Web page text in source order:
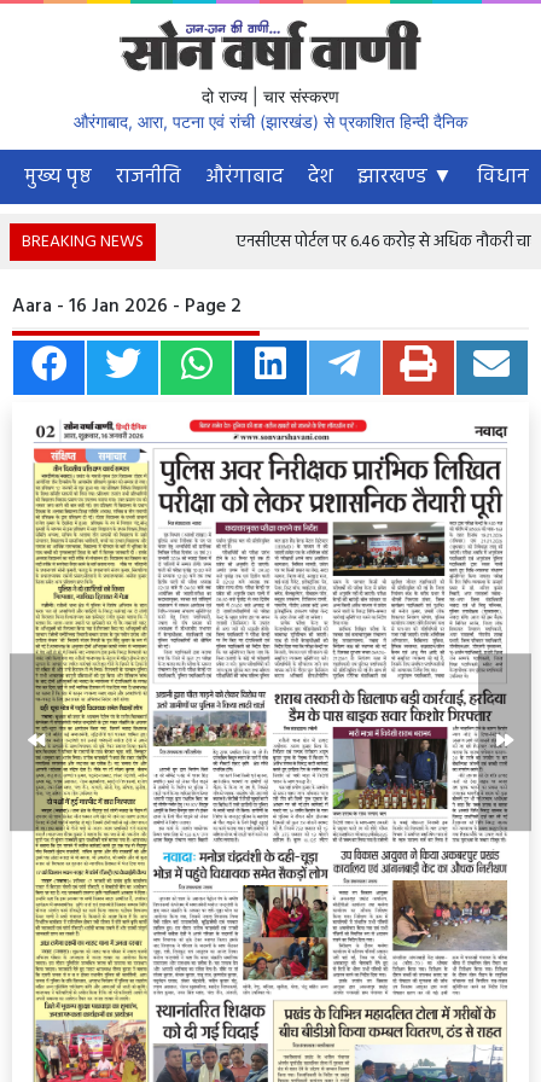
दो राज्य | चार संस्करण
औरंगाबाद, आरा, पटना एवं रांची (झारखंड) से प्रकाशित हिन्दी दैनिक
मुख्य पृष्ठ राजनीति औरंगाबाद देश झारखण्ड ▼
BREAKING NEWS एनसीएस पोर्टल पर 6.46 करोड़ से अधिक नौकरी
Aara - 16 Jan 2026 - Page 2